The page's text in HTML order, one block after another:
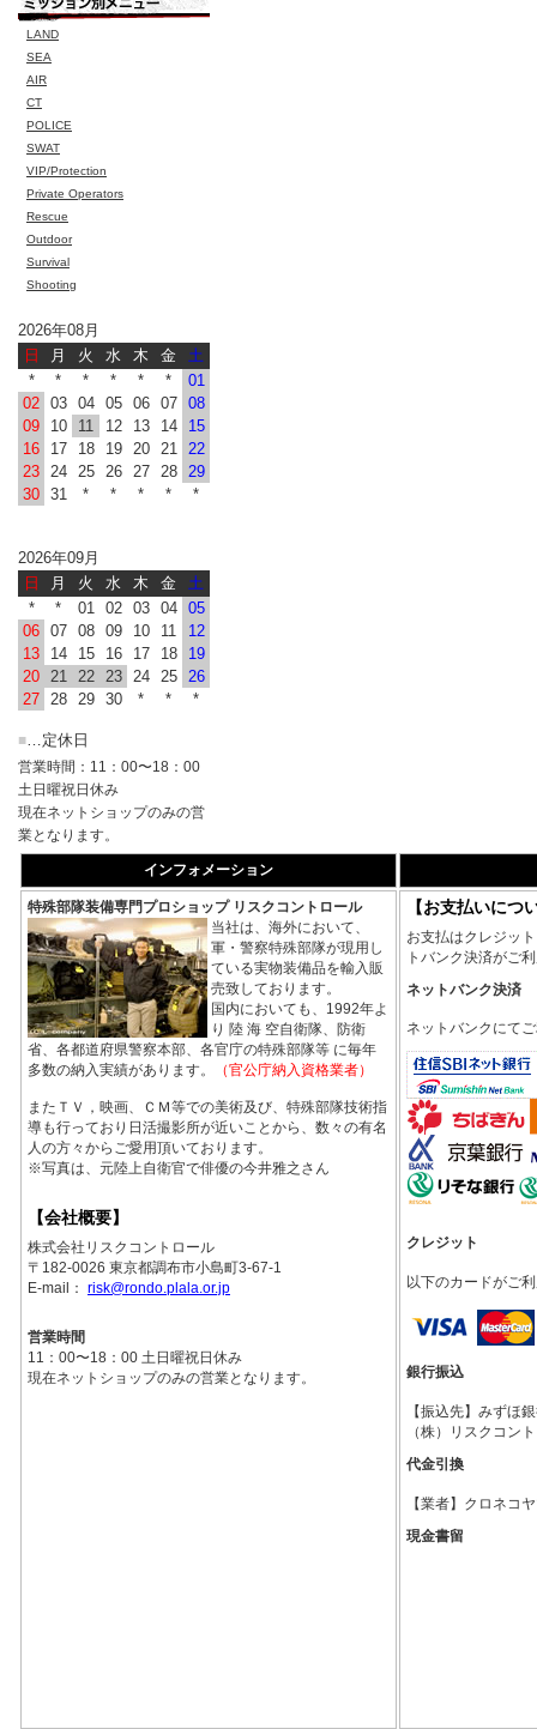
LAND
SEA
AIR
CT
POLICE
SWAT
VIP/Protection
Private Operators
Rescue
Outdoor
Survival
Shooting
2026年08月
日
月 火 水 木 金
土
*
* * * * *
01
02 03 04 05 06 07
08
09
10 11 12 13 14
15
16
17 18 19 20 21
22
23
24 25 26 27 28
29
30 31 * * * * *
2026年09月
日
月 火 水 木 金
土
*
* 01 02 03 04
05
06 07 08 09 10 11
12
13
14 15 16 17 18
19
20
21 22 23 24 25
26
27
28 29 30 * * *
■ …定休日
営業時間：11：00〜18：00
土日曜祝日休み
現在ネットショップのみの営
業となります。
インフォメーション
特殊部隊装備専門プロショップ リスクコントロール
当社は、海外において、
軍・警察特殊部隊が現用し
ている実物装備品を輸入販
売致しております。
国内においても、1992年よ
り 陸 海 空自衛隊、防衛
省、各都道府県警察本部、各官庁の特殊部隊等 に毎年
多数の納入実績があります。
（官公庁納入資格業者）
またＴＶ，映画、ＣＭ等での美術及び、特殊部隊技術指
導も行っており日活撮影所が近いことから、数々の有名
人の方々からご愛用頂いております。
※写真は、元陸上自衛官で俳優の今井雅之さん
【会社概要】
株式会社リスクコントロール
〒182-0026 東京都調布市小島町3-67-1
E-mail： risk@rondo.plala.or.jp
営業時間
11：00〜18：00 土日曜祝日休み
現在ネットショップのみの営業となります。
【お支払いにつ
お支払はクレジッ
トバンク決済がご
ネットバンク決済
ネットバンクにて
クレジット
以下のカードがご
銀行振込
【振込先】みずほ
（株）リスクコン
代金引換
【業者】クロネコ
現金書留